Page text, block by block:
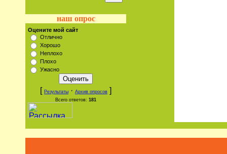
наш опрос
Оцените мой сайт
Отлично
Хорошо
Неплохо
Плохо
Ужасно
[ Результаты · Архив опросов ]
Всего ответов: 181